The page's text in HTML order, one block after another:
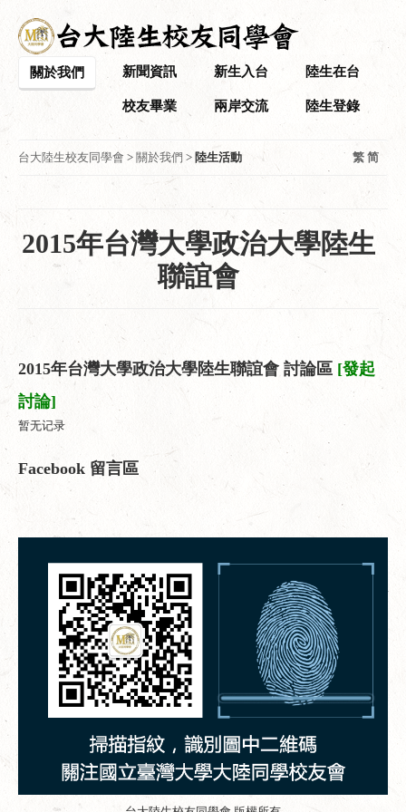
關於我們 新聞資訊 新生入台 陸生在台
校友畢業 兩岸交流 陸生登錄
台大陸生校友同學會 > 關於我們 > 陸生活動 繁 简
2015年台灣大學政治大學陸生
聯誼會
2015年台灣大學政治大學陸生聯誼會 討論區 [發起
討論]
暂无记录
Facebook 留言區